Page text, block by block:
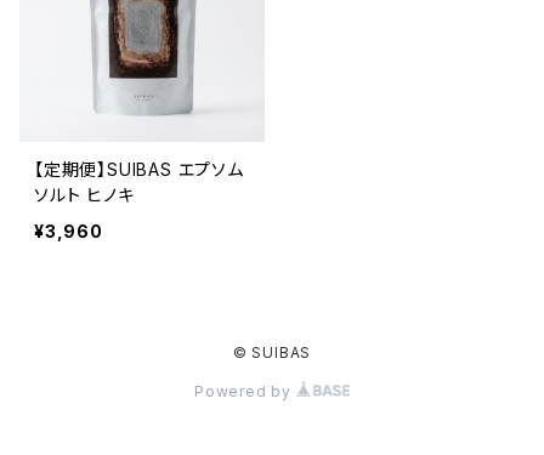
【定期便】SUIBAS エプソム
ソルト ヒノキ
¥3,960
© SUIBAS
Powered by